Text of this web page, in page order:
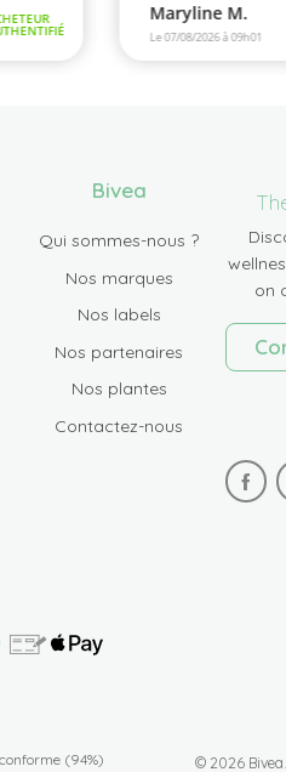
Bivea
Qui sommes-nous ?
Nos marques
Nos labels
Nos partenaires
Nos plantes
Contactez-nous
on
(94%) © 2026